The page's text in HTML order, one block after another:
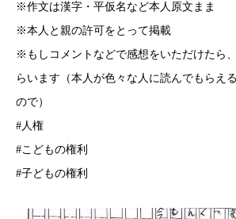
※作文は漢字・平仮名など本人原文まま
※本人と親の許可をとって掲載
※もしコメントなどで感想をいただけたら
らいます（本人が色々な人に読んでもらえ
ので）
#人権
#こどもの権利
#子どもの権利